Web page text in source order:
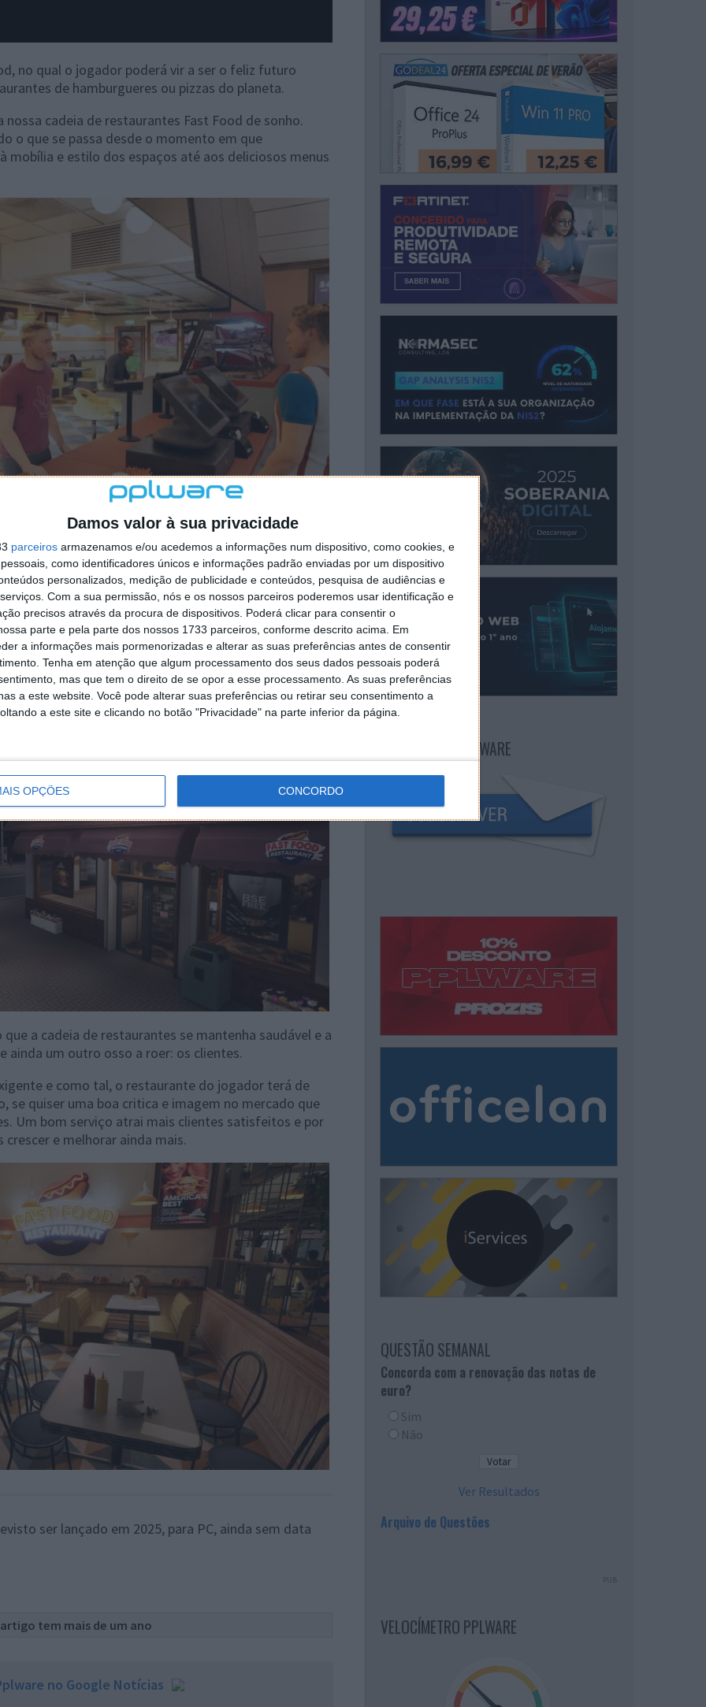
Damos valor à sua privacidade
parceiros armazenamos e/ou acedemos a informações num dispositivo, como cookies, e
como identificadores únicos e informações padrão enviadas por um dispositivo
personalizados, medição de publicidade e conteúdos, pesquisa de audiências e
Com a sua permissão, nós e os nossos parceiros poderemos usar identificação e
precisos através da procura de dispositivos. Poderá clicar para consentir o
parte e pela parte dos nossos 1733 parceiros, conforme descrito acima. Em
a informações mais pormenorizadas e alterar as suas preferências antes de consentir
Tenha em atenção que algum processamento dos seus dados pessoais poderá
mas que tem o direito de se opor a esse processamento. As suas preferências
a este website. Você pode alterar suas preferências ou retirar seu consentimento a
a este site e clicando no botão "Privacidade" na parte inferior da página.
OPÇÕES CONCORDO
no qual o jogador poderá vir a ser o feliz futuro
de hamburgueres ou pizzas do planeta.
cadeia de restaurantes Fast Food de sonho.
o que se passa desde o momento em que
mobília e estilo dos espaços até aos deliciosos menus
parte crucial do nosso sucesso... ou não! Desta
é também da nossa inteira responsabilidade. Saber
certos, lidar com os diferentes feitios de cada um
que pode não ser assim tão simples...
existirão alguns espinhos que terão de ser
Por exemplo, como em qualquer restaurante,
que têm de ser cumpridos e dessa forma, o
caso contrário... fecha!
a cadeia de restaurantes se mantenha saudável e a
ainda um outro osso a roer: os clientes.
e como tal, o restaurante do jogador terá de
se quiser uma boa critica e imagem no mercado que
Um bom serviço atrai mais clientes satisfeitos e por
e melhorar ainda mais.
ser lançado em 2025, para PC, ainda sem data
tem mais de um ano
no Google Notícias
NEWSLETTER PPLWARE
QUESTÃO SEMANAL
Concorda com a renovação das notas de
euro?
Sim
Não
Ver Resultados
Arquivo de Questões
PUB
VELOCÍMETRO PPLWARE